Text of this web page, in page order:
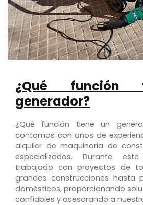
¿Qué función
generador?
¿Qué función tiene un
contamos con años de
alquiler de maquinaria de
especializados. Durante
trabajado con proyectos de
grandes construcciones hasta
domésticos, proporcionando
confiables y asesorando a